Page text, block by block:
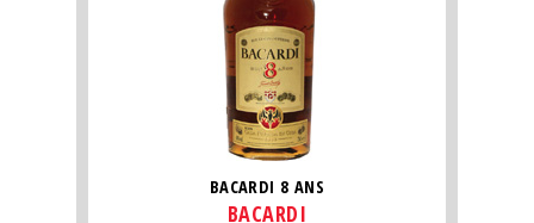
BACARDI 8 ANS
BACARDI